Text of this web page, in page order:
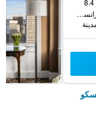
125 3rd Street, سان فرانسسكو, CA, الولايات المتحدة الأميريكية